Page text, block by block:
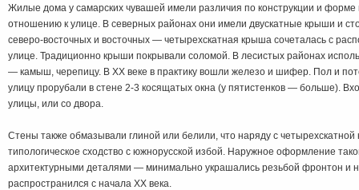
Жилые дома у самарских чувашей имели различия по конструкции и
отношению к улице. В северных районах они имели двускатные крыши и
северо-восточных и восточных — четырехскатная крыша сочеталась с
улице. Традиционно крыши покрывали соломой. В лесистых районах
— камыш, черепицу. В XX веке в практику вошли железо и шифер. Пол и
улицу прорубали в стене 2-3 косящатых окна (у пятистенков — больше).
улицы, или со двора.
Стены также обмазывали глиной или белили, что наряду с
типологическое сходство с южнорусской избой. Наружное оформление
архитектурными деталями — минимально украшались резьбой фронтон и
распространился с начала XX века.